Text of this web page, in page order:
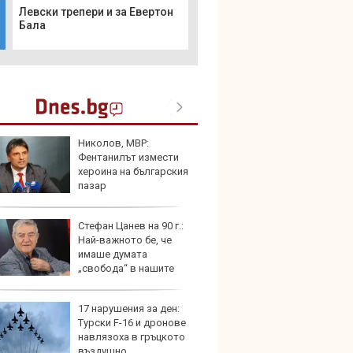
Левски трепери и за Евертон
Бала
Николов, МВР:
Фентанилът измести
хероина на българския
пазар
Стефан Цанев на 90 г.:
Най-важното бе, че
имаше думата
„свобода“ в нашите
17 нарушения за ден:
Турски F-16 и дронове
навлязоха в гръцкото